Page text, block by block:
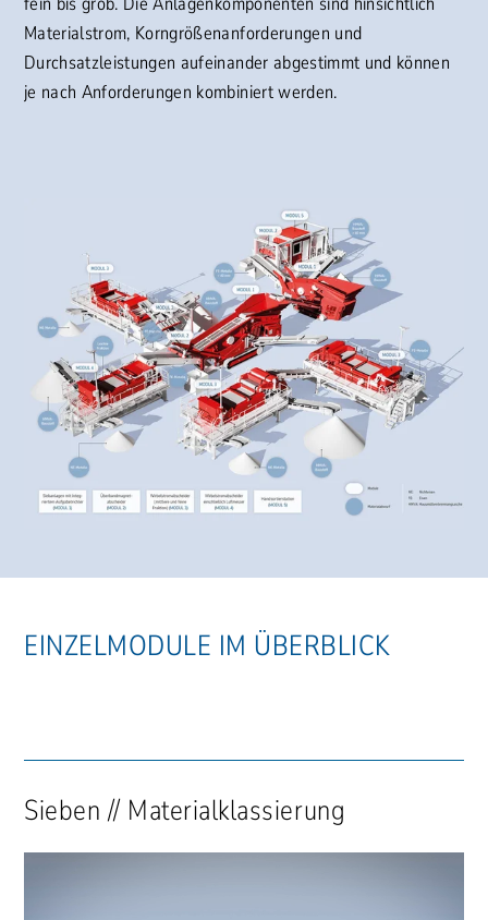
Materialstrom, Korngrößenanforderungen und
Durchsatzleistungen aufeinander abgestimmt und können
je nach Anforderungen kombiniert werden.
EINZELMODULE IM ÜBERBLICK
Sieben // Materialklassierung